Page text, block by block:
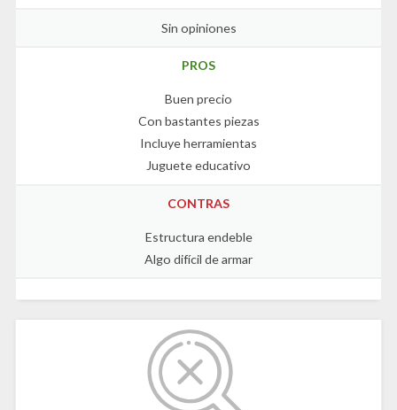
Sin opiniones
PROS
Buen precio
Con bastantes piezas
Incluye herramientas
Juguete educativo
CONTRAS
Estructura endeble
Algo difícil de armar